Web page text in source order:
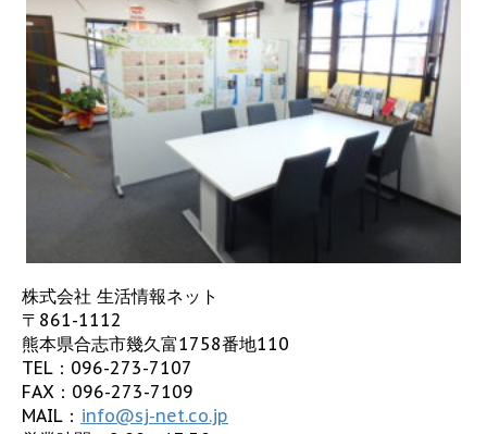
株式会社 生活情報ネット
〒861-1112
熊本県合志市幾久富1758番地110
TEL： 096-273-7107
FAX：096-273-7109
MAIL： info@sj-net.co.jp